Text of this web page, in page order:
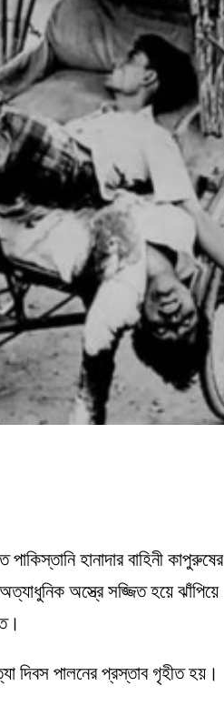
হানাদার বাহিনী কাপুরুষের
অস্ত্রে সজ্জিত হয়ে ঝাঁপিয়ে
দিবস পালনের প্রস্তাব গৃহীত হয়।